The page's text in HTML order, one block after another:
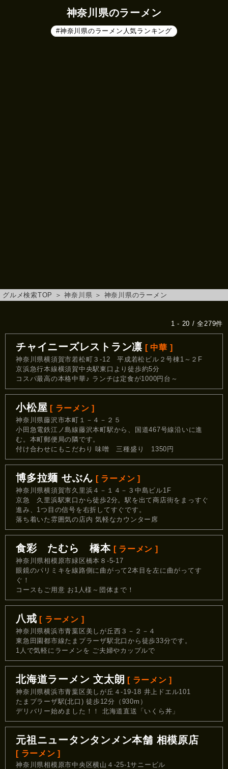
神奈川県のラーメン
#神奈川県のラーメン人気ランキング
グルメ検索TOP ＞神奈川県 ＞ 神奈川県のラーメン
1 - 20 / 全279件
チャイニーズレストラン凛 [ 中華 ]
神奈川県横須賀市若松町３-12 平成若松ビル２号棟1～２F
京浜急行本線横須賀中央駅東口より徒歩約5分
コスパ最高の本格中華♪ ランチは定食が1000円台～
小松屋 [ ラーメン ]
神奈川県藤沢市本町１－４－２５
小田急電鉄江ノ島線藤沢本町駅から、国道467号線沿いに進
む。本町郵便局の隣です。
付け合わせにもこだわり 味噌 三種盛り 1350円
博多拉麺 せぶん [ ラーメン ]
神奈川県横須賀市久里浜４－１４－３中島ビル1F
京急 久里浜駅東口から徒歩2分。駅を出て商店街をまっすぐ
進み、1つ目の信号を右折してすぐです。
落ち着いた雰囲気の店内 気軽なカウンター席
食彩 たむら 橋本 [ ラーメン ]
神奈川県相模原市緑区橋本８-5-17
眼鏡のパリミキを線路側に曲がって2本目を左に曲がってす
ぐ！
コースもご用意 お1人様～団体まで！
八戒 [ ラーメン ]
神奈川県横浜市青葉区美しが丘西３－２－４
東急田園都市線たまプラーザ駅北口から徒歩33分です。
1人で気軽にラーメンを ご夫婦やカップルで
北海道ラーメン 文太朗 [ ラーメン ]
神奈川県横浜市青葉区美しが丘４-19-18 井上ドエル101
たまプラーザ駅(北口) 徒歩12分（930m）
デリバリー始めました！！ 北海道直送「いくら丼」
元祖ニュータンタンメン本舗 相模原店
[ ラーメン ]
神奈川県相模原市中央区横山４-25-1サニービル